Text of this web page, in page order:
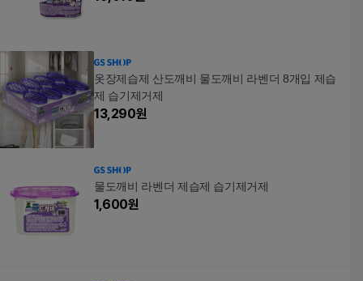
옷장제습제 산도깨비 물도깨비 라벤더 8개입 제습
제 습기제거제
13,290원
물도깨비 라벤더 제습제 습기제거제
1,600원